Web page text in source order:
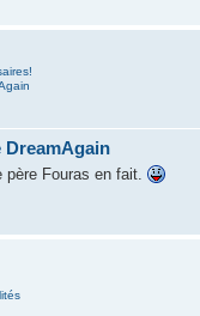
DreamAgain
Fouras en fait.